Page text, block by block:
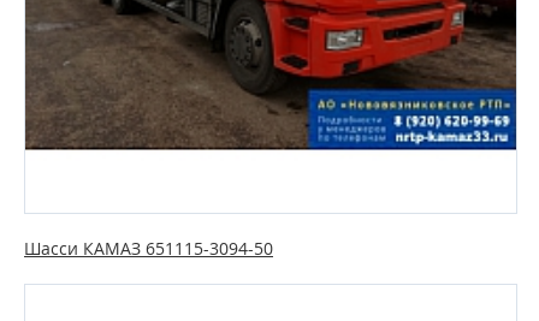
Шасси КАМАЗ 651115-3094-50